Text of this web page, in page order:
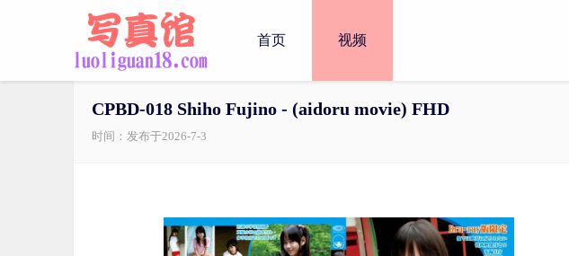
首页 视频
CPBD-018 Shiho Fujino - (aidoru movie) FHD
时间：发布于2026-7-3